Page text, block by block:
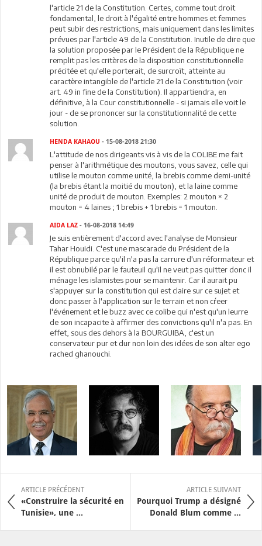
l'article 21 de la Constitution. Certes, comme tout droit
fondamental, le droit à l'égalité entre hommes et femmes
peut subir des restrictions, mais uniquement dans les limites
prévues par l'article 49 de la Constitution. Inutile de dire que
la solution proposée par le Président de la République ne
remplit pas les critères de la disposition constitutionnelle
précitée et qu'elle porterait, de surcroît, atteinte au
caractère intangible de l'article 21 de la Constitution (voir
art. 49 in fine de la Constitution). Il appartiendra, en
définitive, à la Cour constitutionnelle - si jamais elle voit le
jour - de se prononcer sur la constitutionnalité de cette
solution.
HENDA KAHAOU - 15-08-2018 21:30
L'attitude de nos dirigeants vis à vis de la COLIBE me fait
penser à l'arithmétique des moutons, vous savez, celle qui
utilise le mouton comme unité, la brebis comme demi-unité
(la brebis étant la moitié du mouton), et la laine comme
unité de produit de mouton. Exemples: 2 mouton × 2
mouton = 4 laines ; 1 brebis + 1 brebis = 1 mouton.
AIDA LAZ - 16-08-2018 14:49
Je suis entièrement d'accord avec l'analyse de Monsieur
Tahar Houidi. C'est une mascarade du Président de la
République parce qu'il n'a pas la carrure d'un réformateur et
il est obnubilé par le fauteuil qu'il ne veut pas quitter donc il
ménage les islamistes pour se maintenir. Car il aurait pu
s'appuyer sur la constitution qui est claire sur ce sujet et
donc passer à l'application sur le terrain et non cŕeer
l'événement et le buzz avec ce colibe qui n'est qu'un leurre
de son incapacite à affirmer des convictions qu'il n'a pas. En
effet, sous des dehors à la BOURGUIBA, c'est un
conservateur pur et dur non loin des idées de son alter ego
rached ghanouchi.
ARTICLE PRÉCÉDENT
«Construire la sécurité en
Tunisie», une ...
ARTICLE SUIVANT
Pourquoi Trump a désigné
Donald Blum comme ...